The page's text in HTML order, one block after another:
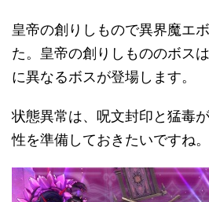
皇帝の創りしもので異界魔エ
た。皇帝の創りしもののボス
に異なるボスが登場します。
状態異常は、呪文封印と猛毒
性を準備しておきたいですね。